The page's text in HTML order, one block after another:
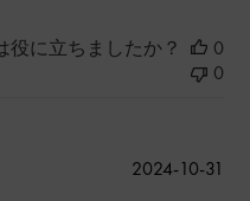
役に立ちましたか？
0
0
2024-10-31